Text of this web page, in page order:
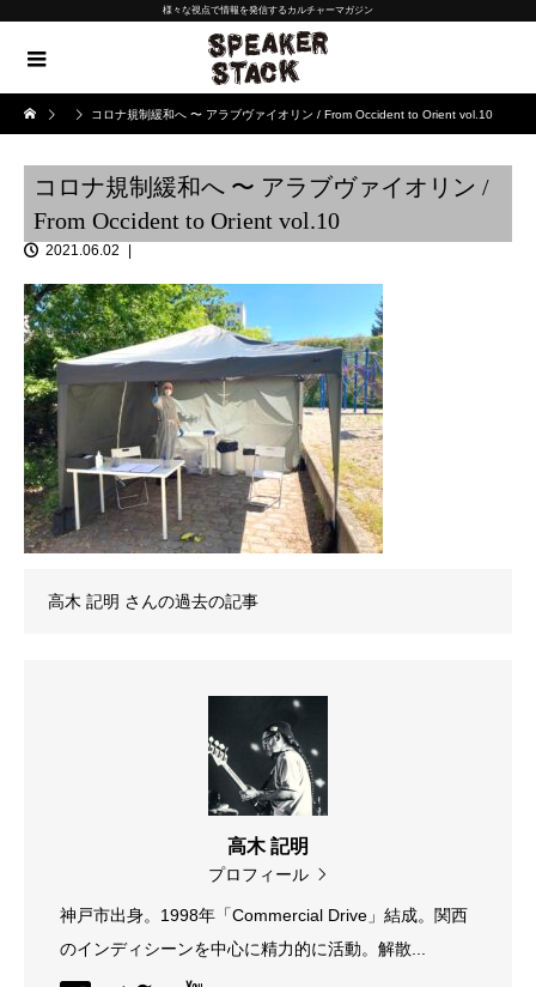
様々な視点で情報を発信するカルチャーマガジン
コロナ規制緩和へ 〜 アラブヴァイオリン / From Occident to Orient vol.10
コロナ規制緩和へ 〜 アラブヴァイオリン /
From Occident to Orient vol.10
2021.06.02
高木 記明 さんの過去の記事
高木 記明
プロフィール
神戸市出身。1998年「Commercial Drive」結成。関西
のインディシーンを中心に精力的に活動。解散...